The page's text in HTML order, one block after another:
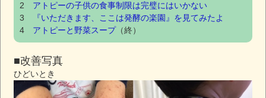
2 アトピーの子供の食事制限は完璧にはいかない
3
『いただきます、ここは発酵の楽園』を見てみたよ
4 アトピーと野菜スープ（終）
■改善写真
ひどいとき